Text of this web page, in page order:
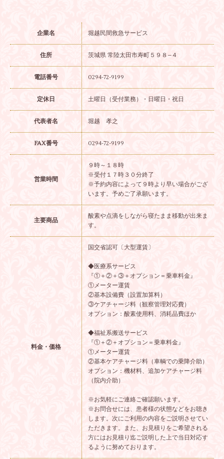
企業名 堀越民間救急サービス
住所 茨城県 常陸太田市寿町５９８−４
電話番号 0294-72-9199
定休日 土曜日（受付業務）・日曜日・祝日
代表者名 堀越 孝之
FAX番号 0294-72-9199
営業時間
９時～１８時
※受付１７時３０分終了
※予約内容によって９時より早い場合がござ
います。予めご了承願います。
主要商品
酸素や点滴をしながら寝たまま移動が出来ま
す。
料金・価格
国交省認可〔大型運賃〕
◆医療系サービス
『①＋②＋③＋オプション＝乗車料金』
①メーター運賃
②基本設備費（設置加算料）
③ケアチャージ料（観察管理対応費）
オプション：酸素使用料、消耗品費ほか
◆福祉系搬送サービス
『①＋②＋オプション＝乗車料金』
①メーター運賃
②基本ケアチャージ料（車輌での乗降介助）
オプション：機材料、追加ケアチャージ料
（院内介助）
※お気軽にご連絡ご確認願います。
※お問合せには、患者様の状態などをお聴き
します。次にご利用の内容をご説明させてい
ただきます。また、お見積りをご希望される
方にはお見積り迄ご説明した上で当日対応す
るように努めております。